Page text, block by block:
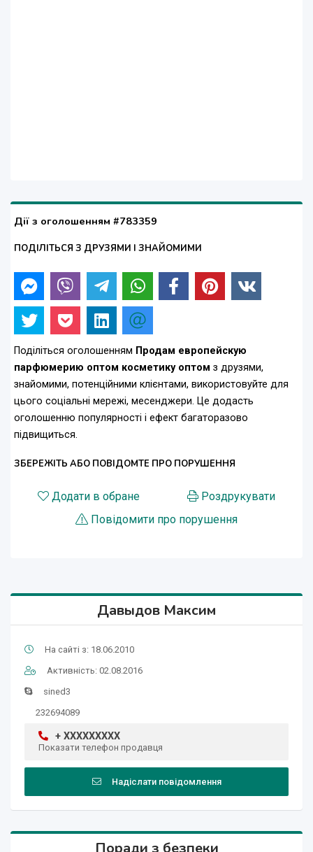
Дії з оголошенням #783359
ПОДІЛІТЬСЯ З ДРУЗЯМИ І ЗНАЙОМИМИ
Поділіться оголошенням Продам европейскую
парфюмерию оптом косметику оптом з друзями,
знайомими, потенційними клієнтами, використовуйте для
цього соціальні мережі, месенджери. Це додасть
оголошенню популярності і ефект багаторазово
підвищиться.
ЗБЕРЕЖІТЬ АБО ПОВІДОМТЕ ПРО ПОРУШЕННЯ
Додати в обране
Роздрукувати
Повідомити про порушення
Давыдов Максим
На сайті з: 18.06.2010
Активність: 02.08.2016
sined3
232694089
+ XXXXXXXXX
Показати телефон продавця
Надіслати повідомлення